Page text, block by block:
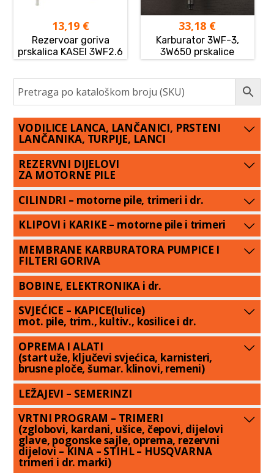
13,19 €
Rezervoar goriva
prskalica KASEI 3WF2.6
33,18 €
Karburator 3WF-3,
3W650 prskalice
VODILICE LANCA, LANČANICI, PRSTENI
LANČANIKA, TURPIJE, LANCI
REZERVNI DIJELOVI
ZA MOTORNE PILE
CILINDRI – motorne pile, trimeri i dr.
KLIPOVI i KARIKE – motorne pile i trimeri
MEMBRANE KARBURATORA PUMPICE I
FILTERI GORIVA
BOBINE, ELEKTRONIKA i dr.
SVJEĆICE – KAPICE(lulice)
mot. pile, trim., kultiv., kosilice i dr.
OPREMA I ALATI
(start uže, ključevi svjećica, karnisteri,
brusne ploče, šumar. klinovi, remeni)
LEŽAJEVI – SEMERINZI
VRTNI PROGRAM – TRIMERI
(zglobovi, kardani, ušice, čepovi, dijelovi
glave, pogonske sajle, oprema, rezervni
dijelovi – KINA – STIHL – HUSQVARNA
trimeri i dr. marki)